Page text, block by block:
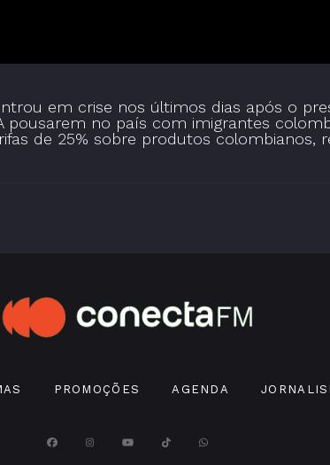
em crise nos últimos dias após o
pousarem no país com imigrantes
de 25% sobre produtos colombianos,
PROMOÇÕES AGENDA